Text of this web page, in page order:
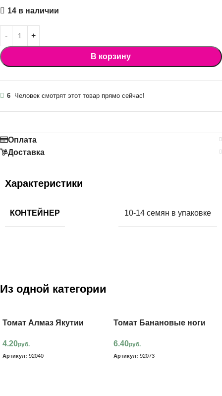
14 в наличии
В корзину
6 Человек смотрят этот товар прямо сейчас!
Оплата
Доставка
Характеристики
КОНТЕЙНЕР 10-14 семян в упаковке
Из одной категории
Томат Алмаз Якутии
4.20руб.
Артикул: 92040
Томат Банановые ноги
6.40руб.
Артикул: 92073